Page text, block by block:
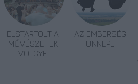
ELSTARTOLT A
MŰVÉSZETEK
VÖLGYE
AZ EMBERSÉG
ÜNNEPE